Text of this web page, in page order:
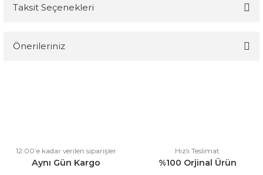
Taksit Seçenekleri
Önerileriniz
Ürün açıklamasında eksik bilgiler bulunuyor.
Ürün bilgilerinde hatalar bulunuyor.
12:00’e kadar verilen siparişler
Aynı Gün Kargo
Hızlı Teslimat
%100 Orjinal Ürün